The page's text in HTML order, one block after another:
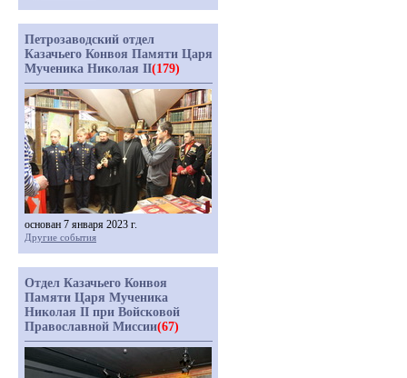
Петрозаводский отдел
Казачьего Конвоя Памяти Царя
Мученика Николая II(179)
основан 7 января 2023 г.
Другие события
Отдел Казачьего Конвоя
Памяти Царя Мученика
Николая II при Войсковой
Православной Миссии(67)